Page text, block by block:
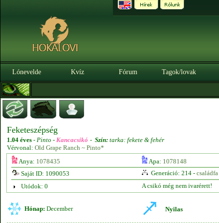
Lónevelde Kvíz Fórum Tagok/lovak
Feketeszépség
1.04 éves - Pinto - Kancacsikó - Szín: tarka: fekete & fehér
Vérvonal: Old Grape Ranch ~ Pinto*
Anya: 1078435 Apa: 1078148
Saját ID: 1090053
Generáció: 214 - családfa
Utódok: 0
A csikó még nem ivarérett!
Hónap: December Nyilas